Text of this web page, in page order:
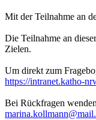
Mit der Teilnahme an
Die Teilnahme an
Zielen.
Um direkt zum
https://intranet.katho-
Bei Rückfragen